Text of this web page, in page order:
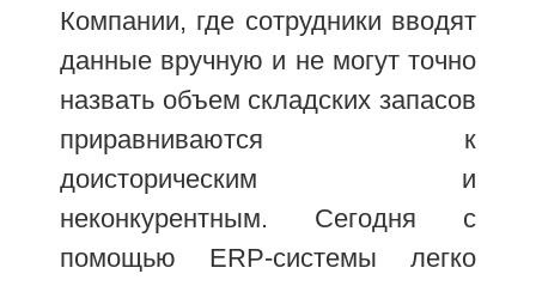
Компании, где сотрудники вводят
данные вручную и не могут точно
назвать объем складских запасов
приравниваются к
доисторическим и
неконкурентным. Сегодня с
помощью ERP-системы легко